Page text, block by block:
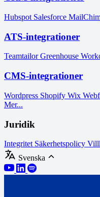
Hubspot Salesforce
ATS-integrationer
TeamtailorGreenhouse
CMS-integrationer
Wordpress Shopify Wix
Mer...
Juridik
Integritet Säkerhetspolicy
Svenska